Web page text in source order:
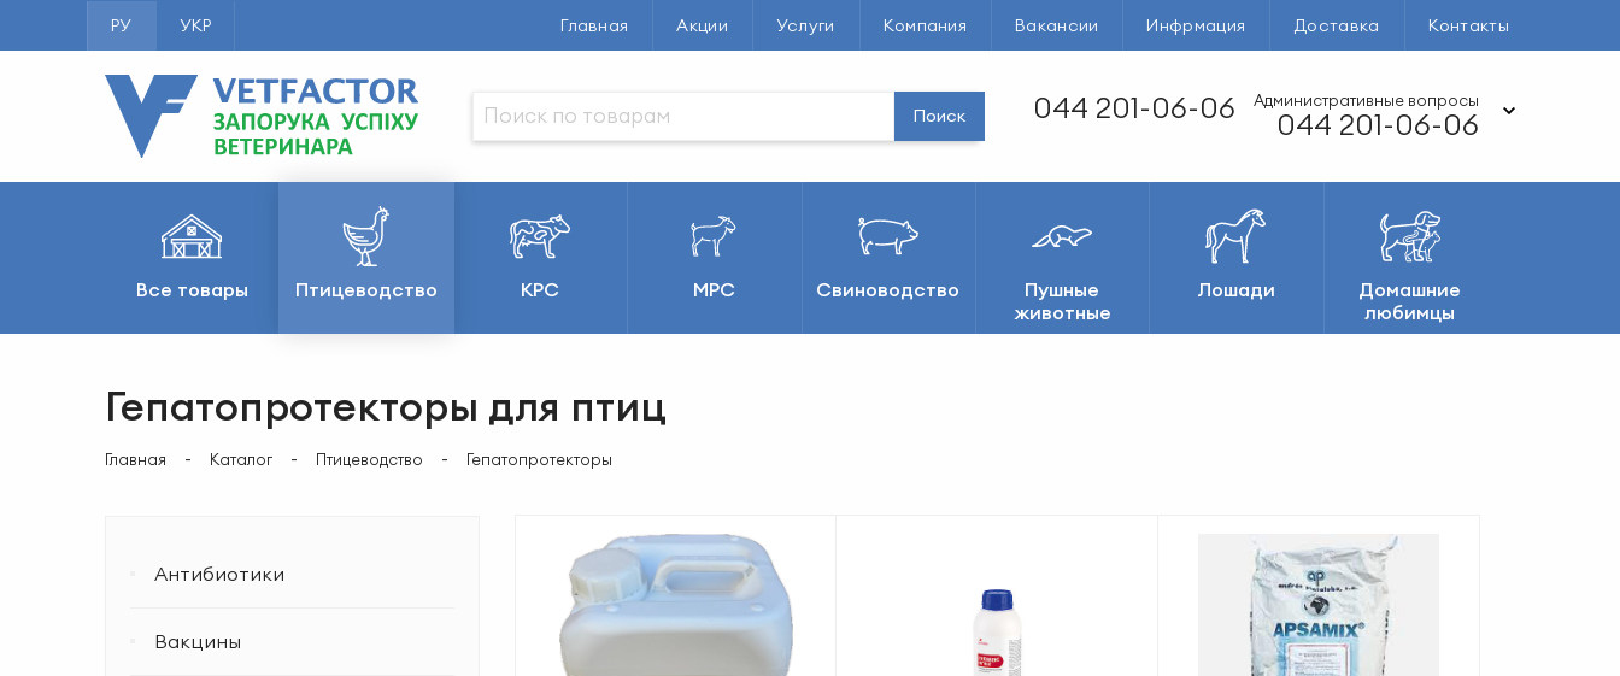
РУ УКР Главная Акции Услуги Компания Вакансии Инфрмация Доставка Контакты
Поиск 044 201-06-06 Административные вопросы
044 201-06-06
Все товары Птицеводство КРС МРС Свиноводство
Пушные
животные
Лошади
Домашние
любимцы
Гепатопротекторы для птиц
Главная Каталог Птицеводство Гепатопротекторы
Антибиотики
Вакцины